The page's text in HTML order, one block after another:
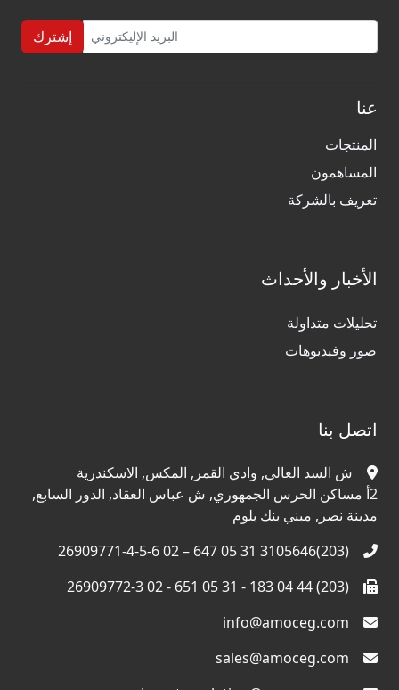
إشترك
عنا
المنتجات
المساهمون
تعريف بالشركة
الأخبار والأحداث
تحليلات متداولة
صور وفيديوهات
اتصل بنا
ش السد العالي, وادي القمر, المكس, الاسكندرية
2أ مساكن الحرس الجمهوري, ش عباس العقاد, الدور السابع,
مدينة نصر, مبني بنك بلوم
(203)3105646 31 05 647 – 02 26909771-4-5-6
(203) 44 04 183 - 31 05 651 - 02 26909772-3
info@amoceg.com
sales@amoceg.com